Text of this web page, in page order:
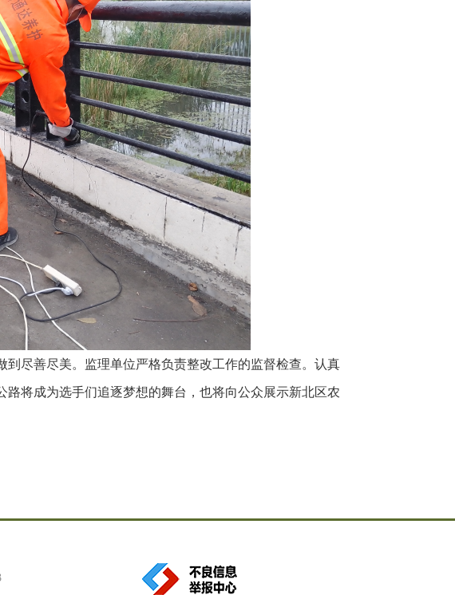
尽善尽美。监理单位严格负责整改工作的监督检查。认真
将成为选手们追逐梦想的舞台，也将向公众展示新北区农